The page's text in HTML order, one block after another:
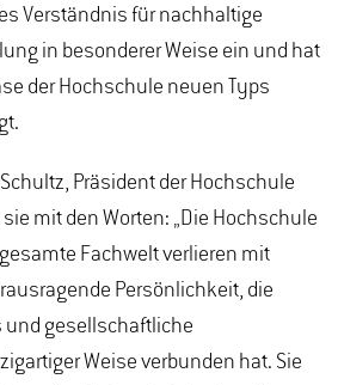
Verständnis für nachhaltige
in besonderer Weise ein und hat
der Hochschule neuen Typs
Präsident der Hochschule
mit den Worten: „Die Hochschule
Fachwelt verlieren mit
Persönlichkeit, die
und gesellschaftliche
Weise verbunden hat. Sie